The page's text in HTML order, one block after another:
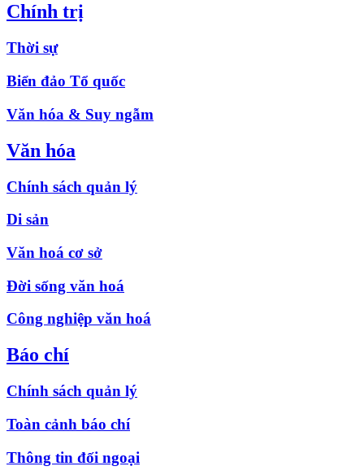
Chính trị
Thời sự
Biển đảo Tổ quốc
Văn hóa & Suy ngẫm
Văn hóa
Chính sách quản lý
Di sản
Văn hoá cơ sở
Đời sống văn hoá
Công nghiệp văn hoá
Báo chí
Chính sách quản lý
Toàn cảnh báo chí
Thông tin đối ngoại